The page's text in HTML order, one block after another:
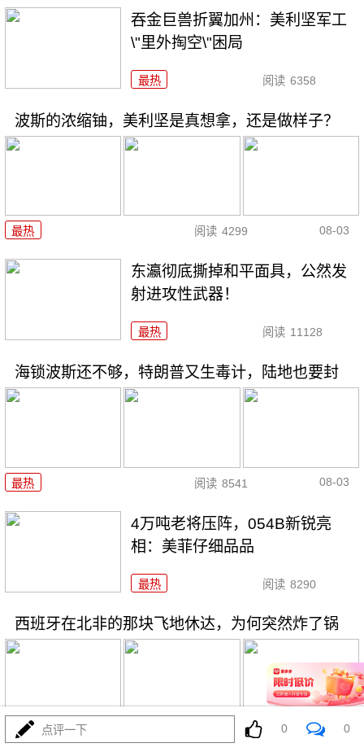
吞金巨兽折翼加州：美利坚军工
\"里外掏空\"困局
最热 阅读 6358
波斯的浓缩铀，美利坚是真想拿，还是做样子？
最热 阅读 4299 08-03
东瀛彻底撕掉和平面具，公然发
射进攻性武器！
最热 阅读 11128
海锁波斯还不够，特朗普又生毒计，陆地也要封
最热 阅读 8541 08-03
4万吨老将压阵，054B新锐亮
相：美菲仔细品品
最热 阅读 8290
西班牙在北非的那块飞地休达，为何突然炸了锅
最热 3910 08-03
点评一下 0 0